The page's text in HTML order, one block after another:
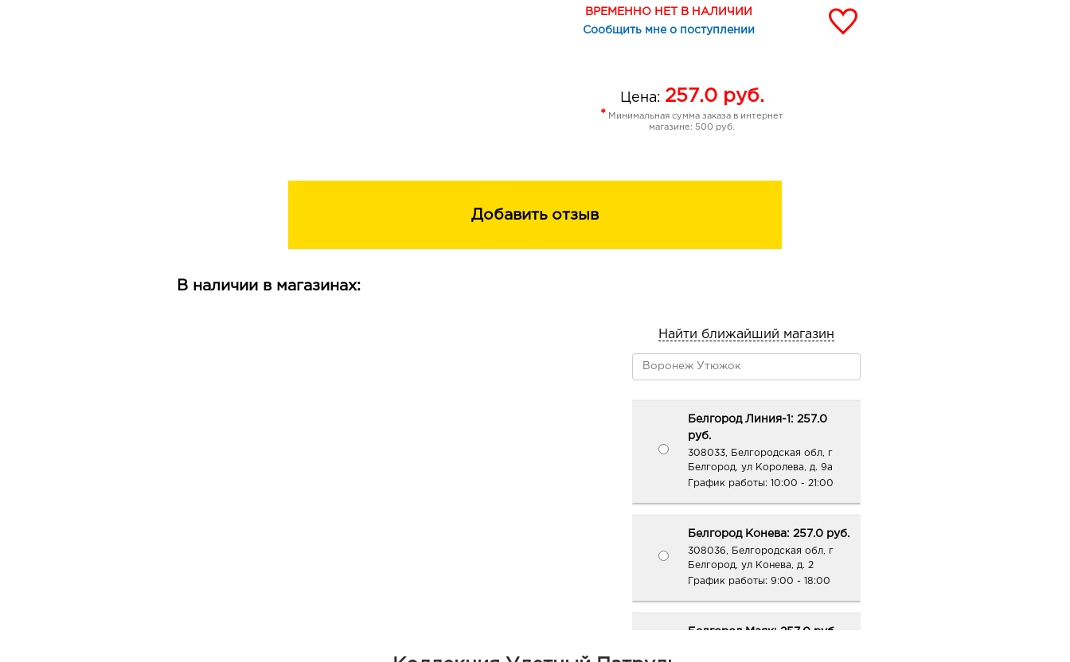
Шампунь понравится малышу своей мягкой и нежной пеной
и приятным фруктовым ароматом.
ВРЕМЕННО НЕТ В НАЛИЧИИ
Сообщить мне о поступлении
Цена: 257.0руб.
* Минимальная сумма заказа в интернет
магазине: 500 руб.
Добавить отзыв
В наличии в магазинах:
Найти ближайший магазин
Белгород Линия-1: 257.0
руб.
308033, Белгородская обл, г
Белгород, ул Королева, д. 9а
График работы: 10:00 - 21:00
Белгород Конева: 257.0 руб.
308036, Белгородская обл, г
Белгород, ул Конева, д. 2
График работы: 9:00 - 18:00
Белгород Маяк: 257.0 руб.